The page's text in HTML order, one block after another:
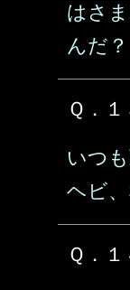
はさ
んだ？
Ｑ．１
いつ
ヘビ
Ｑ．１